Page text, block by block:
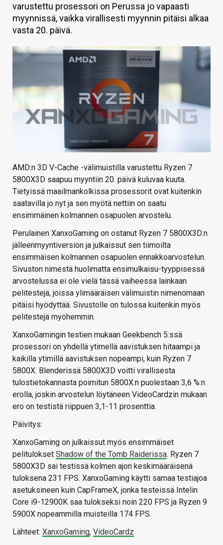
HINTA.FI
KAUPPA
VAIHDA TEEMA
HAKU
varustettu prosessori on Perussa jo vapaasti
myynnissä, vaikka virallisesti myynnin pitäisi alkaa
vasta 20. päivä.
AMD:n 3D V-Cache -välimuistilla varustettu Ryzen 7
5800X3D saapuu myyntiin 20. päivä kuluvaa kuuta.
Tietyissä maailmankolkissa prosessorit ovat kuitenkin
saatavilla jo nyt ja sen myötä nettiin on saatu
ensimmäinen kolmannen osapuolen arvostelu.
Perulainen XanxoGaming on ostanut Ryzen 7 5800X3D:n
jälleenmyyntiversion ja julkaissut sen tiimoilta
ensimmäisen kolmannen osapuolen ennakkoarvostelun.
Sivuston nimestä huolimatta ensimulkaisu-tyyppisessä
arvostelussa ei ole vielä tässä vaiheessa lainkaan
pelitestejä, joissa ylimääräisen välimuistin nimenomaan
pitäisi hyödyttää. Sivustolle on tulossa kuitenkin myös
pelitestejä myöhemmin.
XanxoGamingin testien mukaan Geekbench 5:ssä
prosessori on yhdellä ytimellä aavistuksen hitaampi ja
kaikilla ytimillä aavistuksen nopeampi, kuin Ryzen 7
5800X. Blenderissä 5800X3D voitti virallisesta
tulostietokannasta poimitun 5800X:n puolestaan 3,6 %:n
erolla, joskin arvostelun löytäneen VideoCardzin mukaan
ero on testistä riippuen 3,1-11 prosenttia.
Päivitys:
XanxoGaming on julkaissut myös ensimmäiset
pelitulokset Shadow of the Tomb Raiderissa. Ryzen 7
5800X3D sai testissä kolmen ajon keskimääräisenä
tuloksena 231 FPS. XanxoGaming käytti samaa testiajoa
asetuksineen kuin CapFrameX, jonka testeissä Intelin
Core i9-12900K saa tulokseksi noin 220 FPS ja Ryzen 9
5900X nopeammilla muisteilla 174 FPS.
Lähteet: XanxoGaming, VideoCardz